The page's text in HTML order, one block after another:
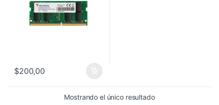
$200,00
Mostrando el único resultado